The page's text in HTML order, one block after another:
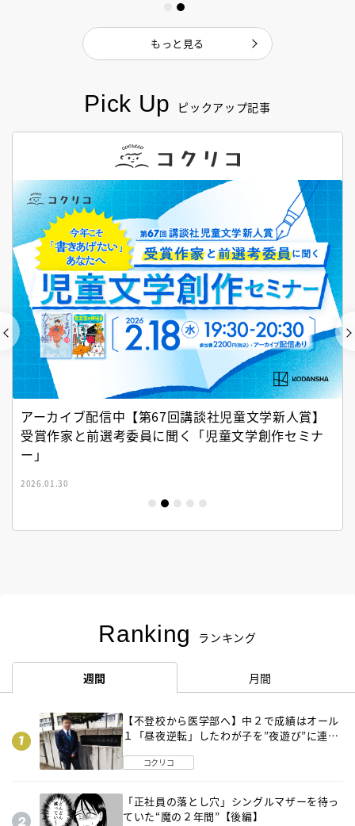
Pick Up ピックアップ記事
アーカイブ配信中【第67回講談社児童文学新人賞】
受賞作家と前選考委員に聞く「児童文学創作セミナ
ー」
2026.01.30
Ranking ランキング
週間 月間
【不登校から医学部へ】中２で成績はオール
１「昼夜逆転」したわが子を”夜遊び”に連れ
コクリコ
「正社員の落とし穴」シングルマザーを待っ
ていた“魔の２年間”【後編】
もっと見る